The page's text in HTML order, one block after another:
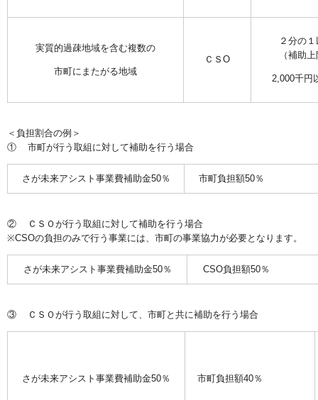
実質的過疎地域を含む複数の
市町にまたがる地域
ＣＳО
２分の
（補助
2,000千円
＜負担割合の例＞
① 市町が行う取組に対して補助を行う場合
さが未来アシスト事業費補助金50％ 市町負担額
② ＣＳＯが行う取組に対して補助を行う場合
※CSOの負担のみで行う事業には、市町の事業協力が必要となります。
さが未来アシスト事業費補助金50％ CSO負担額
③ ＣＳＯが行う取組に対して、市町と共に補助を行う場合
さが未来アシスト事業費補助金50％ 市町負担額40％